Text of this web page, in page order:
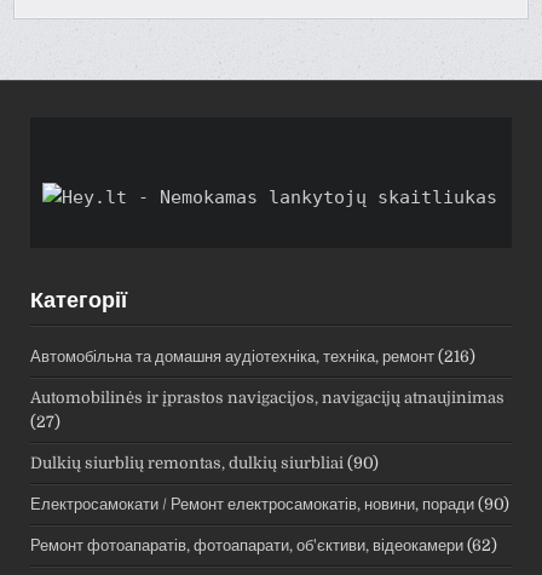
Категорії
Автомобільна та домашня аудіотехніка, техніка, ремонт (216)
Automobilinės ir įprastos navigacijos, navigacijų atnaujinimas
(27)
Dulkių siurblių remontas, dulkių siurbliai (90)
Електросамокати / Ремонт електросамокатів, новини, поради (90)
Ремонт фотоапаратів, фотоапарати, об'єктиви, відеокамери (62)